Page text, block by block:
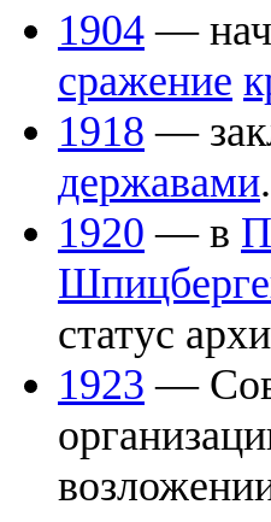
1904 —
сражение
1918 —
державами.
1920 — в
статус
1923 —